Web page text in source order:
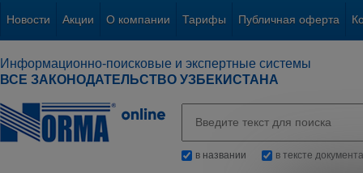
Новости Акции О компании Тарифы Публичная оферта
Информационно-поисковые и экспертные системы
ВСЕ ЗАКОНОДАТЕЛЬСТВО УЗБЕКИСТАНА
в названии в тексте документа